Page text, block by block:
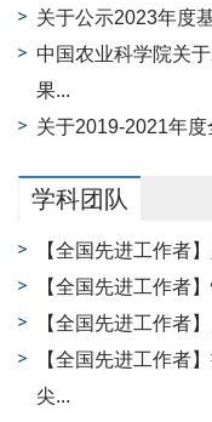
关于公示2023年度
中国农业科学院关
果...
关于2019-2021年
学科团队
【全国先进工作者
【全国先进工作者
【全国先进工作者
【全国先进工作者
尖...